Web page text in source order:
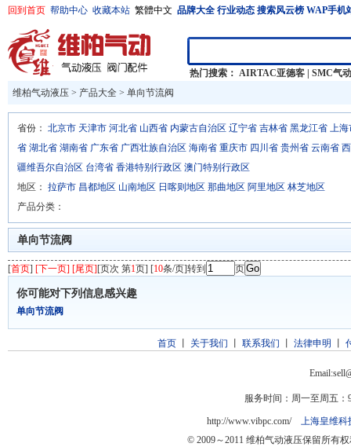
回到首页 帮助中心 收藏本站 繁體中文 品牌大全 行业动态 搜索风云榜 WAP手机
热门搜索： AIRTAC亚德客
SMC气动
维柏气动液压 > 产品大全 > 单向节流阀
省份： 北京市 天津市 河北省 山西省 内蒙古自治区 辽宁省 吉林省 黑龙江省 上海
省 湖北省 湖南省 广东省 广西壮族自治区 海南省 重庆市 四川省 贵州省 云南省
疆维吾尔自治区 台湾省 香港特别行政区 澳门特别行政区
地区： 拉萨市 昌都地区 山南地区 日喀则地区 那曲地区 阿里地区 林芝地区
产品分类：
单向节流阀
[首页] [下一页] [尾页][页次 第1页] [10条/页]转到 页
你可能对下列信息感兴趣
单向节流阀
首页丨 关于我们 联系我们 法律申明
服务时间：周一至周五：
http://www.vibpc.com/ 上海皇维科
© 2009～2011 维柏气动液压保留所有